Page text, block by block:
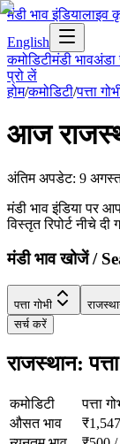
मंडी भाव इंडियालाइव
English
कमोडिटीमंडी भावअंडा
प्रो लें
होम/कमोडिटी/पत्ता
आज
अंतिम अपडेट: 9
मंडी भाव इंडिया पर
विस्तृत रिपोर्ट नीचे दी
मंडी भाव खोजें /
पत्ता गोभी
सर्च करें
राजस्थान:
कमोडिटी
पत्ता
औसत भाव
₹1,547